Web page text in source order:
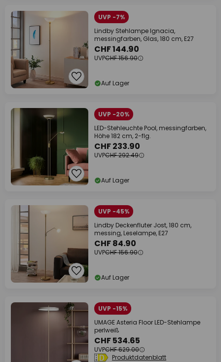
UVP -7%
Lindby Stehlampe Ignacia,
messingfarben, Glas, 180 cm, E27
CHF 144.90
UVPCHF 156.90
Auf Lager
UVP -20%
LED-Stehleuchte Pool, messingfarben,
Höhe 182 cm, 2-flg.
CHF 233.90
UVPCHF 292.49
Auf Lager
UVP -45%
Lindby Deckenfluter Jost, 180 cm,
messing, Leselampe, E27
CHF 84.90
UVPCHF 156.90
Auf Lager
UVP -15%
UMAGE Asteria Floor LED-Stehlampe
perlweiß
CHF 534.65
UVPCHF 629.00
Produktdatenblatt